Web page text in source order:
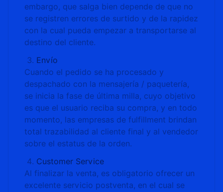
embargo, que salga bien depende de que no
se registren errores de surtido y de la rapidez
con la cual pueda empezar a transportarse al
destino del cliente.
Envío
Cuando el pedido se ha procesado y
despachado con la mensajería / paquetería,
se inicia la fase de última milla, cuyo objetivo
es que el usuario reciba su compra, y en todo
momento, las empresas de fulfillment brindan
total trazabilidad al cliente final y al vendedor
sobre el estatus de la orden.
Customer Service
Al finalizar la venta, es obligatorio ofrecer un
excelente servicio postventa, en el cual se